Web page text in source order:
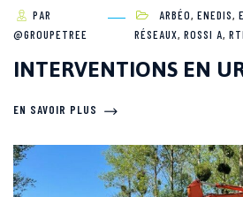
PAR
@GROUPETREE
ARBÉO,ENEDIS,
RÉSEAUX, ROSSI A,
INTERVENTIONS EN
EN SAVOIR PLUS